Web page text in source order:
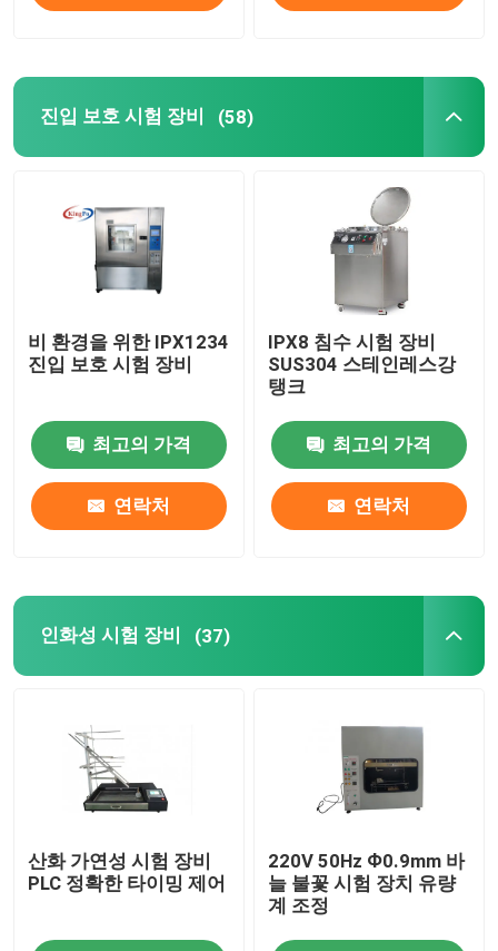
리튬 배터리 시험 장비
장비를 시험하는 LED 라이트
테스트 핑거 탐침
환경 실험함
EV 배터리 시험 장비
테스트는 측정합니다
진입 보호 시험 장비 (58)
비 환경을 위한 IPX1234
진입 보호 시험 장비
최고의 가격
연락처
IPX8 침수 시험 장비
SUS304 스테인레스강
탱크
최고의 가격
연락처
인화성 시험 장비 (37)
산화 가연성 시험 장비
PLC 정확한 타이밍 제어
220V 50Hz Ф0.9mm 바
늘 불꽃 시험 장치 유량
계 조정